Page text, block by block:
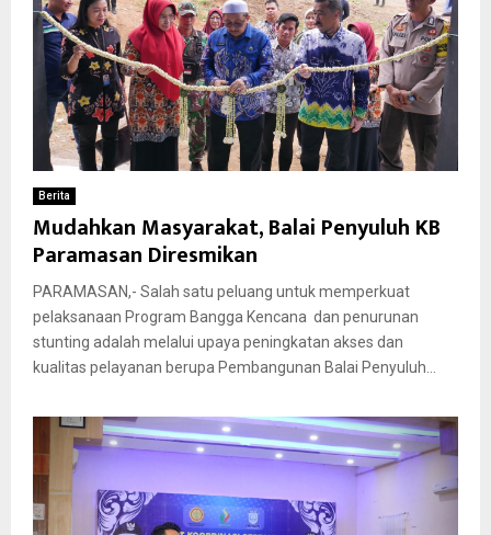
Berita
Mudahkan Masyarakat, Balai Penyuluh KB
Paramasan Diresmikan
PARAMASAN,- Salah satu peluang untuk memperkuat
pelaksanaan Program Bangga Kencana dan penurunan
stunting adalah melalui upaya peningkatan akses dan
kualitas pelayanan berupa Pembangunan Balai Penyuluh...